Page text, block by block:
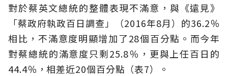
對於蔡英文總統的整體表現不滿意，與《遠見》
「蔡政府執政百日調查」（2016年8月）的36.2％
相比，不滿意度明顯增加了28個百分點。而今年
對蔡總統的滿意度只剩25.8％，更與上任百日的
44.4％，相差近20個百分點（表7）。